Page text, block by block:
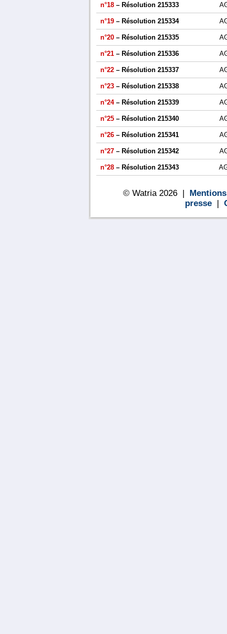
n°18 – Résolution 215333
n°19 – Résolution 215334
n°20 – Résolution 215335
n°21 – Résolution 215336
n°22 – Résolution 215337
n°23 – Résolution 215338
n°24– Résolution 215339
n°25 – Résolution 215340
n°26 – Résolution 215341
n°27 – Résolution 215342
n°28 – Résolution 215343
© Watria 2026 |
presse |